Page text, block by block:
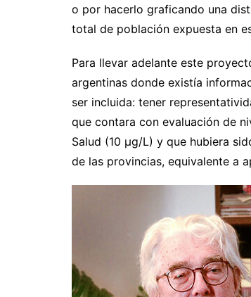
o por hacerlo graficando una
total de población expuesta en
Para llevar adelante este
argentinas donde existía
ser incluida: tener
que contara con evaluación de
Salud (10 μg/L) y que hubiera
de las provincias, equivalente a